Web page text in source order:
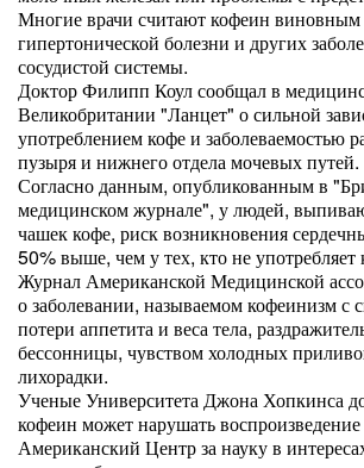
Многие врачи считают кофеин виновным
гипертонической болезни и других
сосудистой системы.
Доктор Филипп Коул сообщал в
Великобритании "Ланцет" о сильной
употреблением кофе и заболеваемостью
пузыря и нижнего отдела мочевых путей.
Согласно данным, опубликованным в
медицинском журнале", у людей,
чашек кофе, риск возникновения
50% выше, чем у тех, кто не употребляет
Журнал Американской Медицинской
о заболевании, называемом кофеинизм с
потери аппетита и веса тела,
бессонницы, чувством холодных
лихорадки.
Ученые Университета Джона Хопкинса
кофеин может нарушать
Американский Центр за науку в